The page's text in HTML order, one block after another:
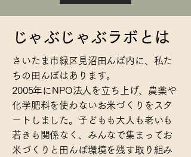
じゃぶじゃぶラボとは
さいたま市緑区見沼田んぼ内に、私た
ちの田んぼはあります。
2005年にNPO法人を立ち上げ、農薬や
化学肥料を使わないお米づくりをスタ
ートしました。子どもも大人も老いも
若きも関係なく、みんなで集まってお
米づくりと田んぼ環境を残す取り組み